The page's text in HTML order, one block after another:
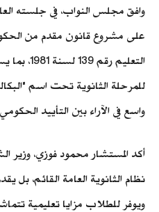
وافق مجلس النواب، في جلسته
على مشروع قانون مقدم من
التعليم
للمرحلة الثانوية تحت اسم
واسع في الآراء بين التأييد
أكد المستشار محمود فوزي، وزير
نظام الثانوية العامة القائم، بل
ويوفر للطلاب مزايا تعليمية